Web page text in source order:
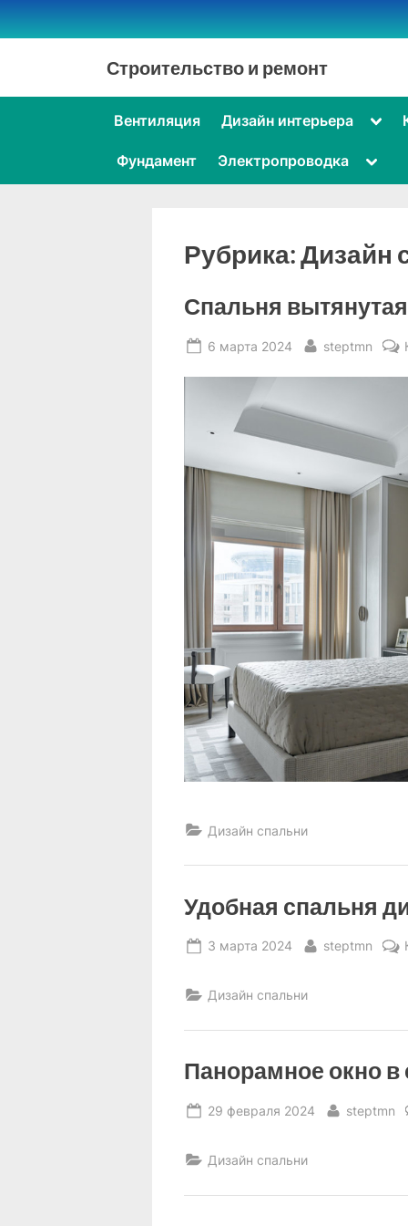
Skip
to
Строительство и ремонт
Вентиляция Дизайн интерьера
Фундамент Электропроводка
Toggle
menu
Рубрика:Дизайн
Спальня
Posted
6 марта 2024 By
steptmn
Дизайн спальни
Удобная спальня
Posted
3 марта 2024 By
steptmn
Дизайн спальни
Панорамное окно в
Posted
29 февраля 2024 By
steptmn
Дизайн спальни